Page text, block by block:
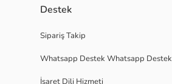
Destek
Sipariş Takip
Whatsapp Destek Whatsapp Destek
İşaret Dili Hizmeti